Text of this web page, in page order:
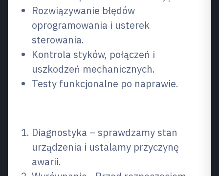
Rozwiązywanie błędów
oprogramowania i usterek
sterowania.
Kontrola styków, połączeń i
uszkodzeń mechanicznych.
Testy funkcjonalne po naprawie.
Diagnostyka – sprawdzamy stan
urządzenia i ustalamy przyczynę
awarii.